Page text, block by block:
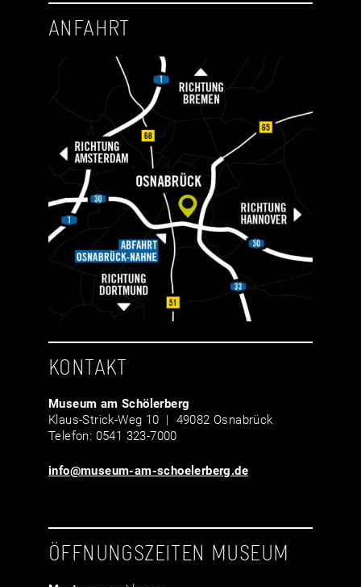
ANFAHRT
KONTAKT
Museum am Schölerberg
Klaus-Strick-Weg 10 | 49082 Osnabrück
Telefon: 0541 323-7000
info@museum-am-schoelerberg.de
ÖFFNUNGSZEITEN MUSEUM